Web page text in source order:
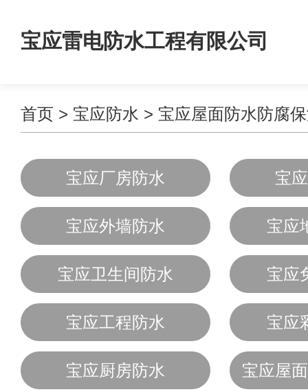
宝应雷电防水工程有限公司
首页 > 宝应防水 > 宝应屋面防水防腐
宝应厂房防水 宝
宝应外墙防水 宝应
宝应卫生间防水 宝应
宝应工程防水 宝应
宝应厨房防水 宝应屋